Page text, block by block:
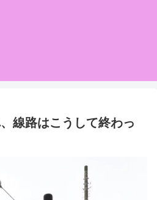
線路はこうして終わっ